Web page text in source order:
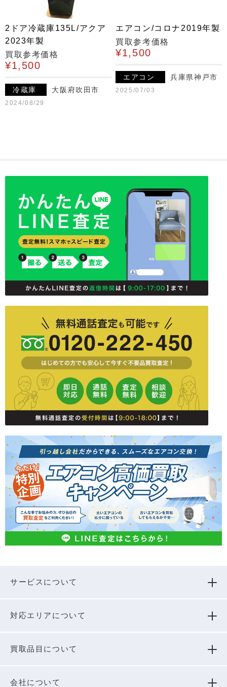
2ドア冷蔵庫135L/アクア
2023年製
買取参考価格
¥1,500
冷蔵庫 大阪府吹田市
2024/08/29
エアコン/コロナ2019年製
買取参考価格
¥1,500
エアコン 兵庫県神戸市
2025/07/03
サービスについて
対応エリアについて
買取品⽬について
会社について